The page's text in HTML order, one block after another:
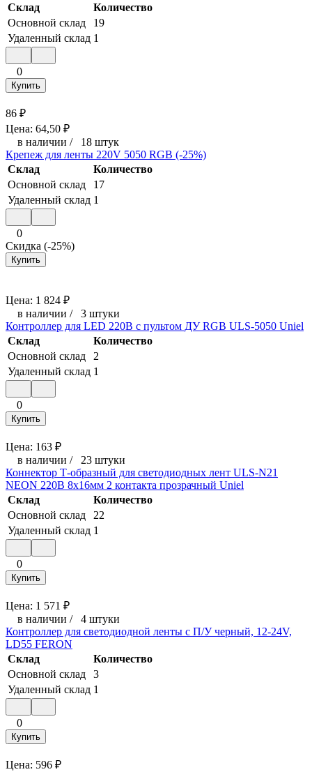
Склад
Количество
Основной склад
19
Удаленный склад 1
0
Купить
86 ₽
Цена: 64,50 ₽
в наличии / 18 штук
Крепеж для ленты 220V 5050 RGB (-25%)
Склад
Количество
Основной склад
17
Удаленный склад 1
0
Скидка (-25%)
Купить
Цена: 1 824 ₽
в наличии / 3 штуки
Контроллер для LED 220В с пультом ДУ RGB ULS-5050 Uniel
Склад
Количество
Основной склад
2
Удаленный склад 1
0
Купить
Цена: 163 ₽
в наличии / 23 штуки
Коннектор Т-образный для светодиодных лент ULS-N21
NEON 220В 8x16мм 2 контакта прозрачный Uniel
Склад
Количество
Основной склад
22
Удаленный склад 1
0
Купить
Цена: 1 571 ₽
в наличии / 4 штуки
Контроллер для светодиодной ленты с П/У черный, 12-24V,
LD55 FERON
Склад
Количество
Основной склад
3
Удаленный склад 1
0
Купить
Цена: 596 ₽